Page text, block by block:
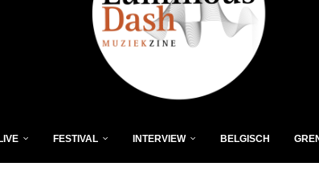
FESTIVAL INTERVIEW BELGISCH